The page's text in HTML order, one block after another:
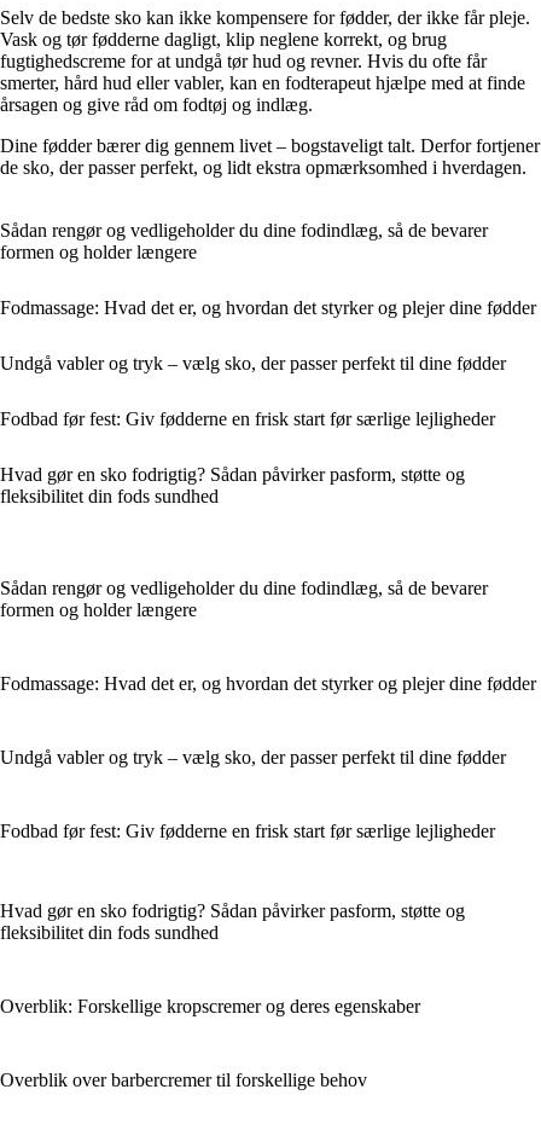
Selv de bedste sko kan ikke kompensere for fødder, der ikke får pleje.
Vask og tør fødderne dagligt, klip neglene korrekt, og brug
fugtighedscreme for at undgå tør hud og revner. Hvis du ofte får
smerter, hård hud eller vabler, kan en fodterapeut hjælpe med at finde
årsagen og give råd om fodtøj og indlæg.
Dine fødder bærer dig gennem livet – bogstaveligt talt. Derfor fortjener
de sko, der passer perfekt, og lidt ekstra opmærksomhed i hverdagen.
Sådan rengør og vedligeholder du dine fodindlæg, så de bevarer
formen og holder længere
Fodmassage: Hvad det er, og hvordan det styrker og plejer dine fødder
Undgå vabler og tryk – vælg sko, der passer perfekt til dine fødder
Fodbad før fest: Giv fødderne en frisk start før særlige lejligheder
Hvad gør en sko fodrigtig? Sådan påvirker pasform, støtte og
fleksibilitet din fods sundhed
Sådan rengør og vedligeholder du dine fodindlæg, så de bevarer
formen og holder længere
Fodmassage: Hvad det er, og hvordan det styrker og plejer dine fødder
Undgå vabler og tryk – vælg sko, der passer perfekt til dine fødder
Fodbad før fest: Giv fødderne en frisk start før særlige lejligheder
Hvad gør en sko fodrigtig? Sådan påvirker pasform, støtte og
fleksibilitet din fods sundhed
Overblik: Forskellige kropscremer og deres egenskaber
Overblik over barbercremer til forskellige behov